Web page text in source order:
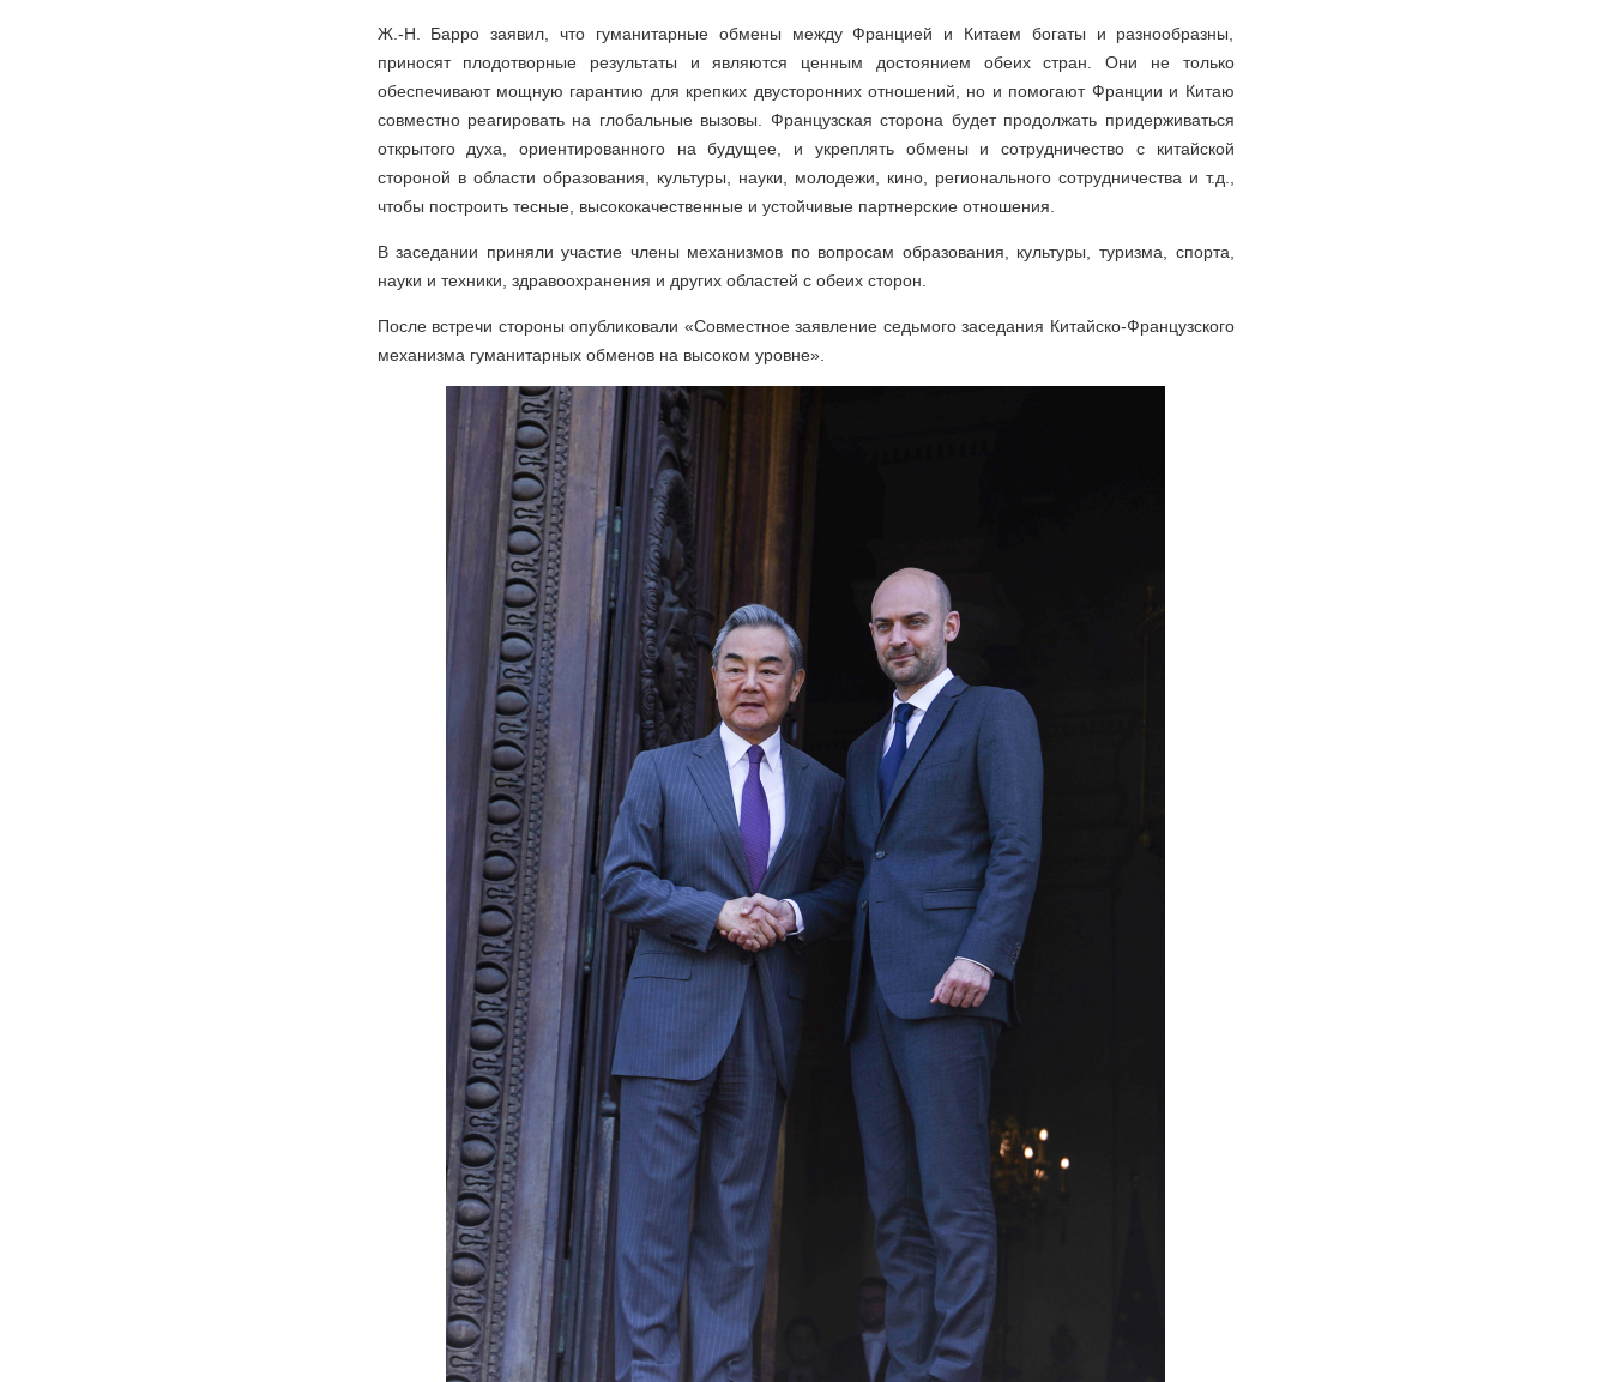
Ж.-Н. Барро заявил, что гуманитарные обмены между Францией и Китаем богаты и разнообразны,
приносят плодотворные результаты и являются ценным достоянием обеих стран. Они не только
обеспечивают мощную гарантию для крепких двусторонних отношений, но и помогают Франции и Китаю
совместно реагировать на глобальные вызовы. Французская сторона будет продолжать придерживаться
открытого духа, ориентированного на будущее, и укреплять обмены и сотрудничество с китайской
стороной в области образования, культуры, науки, молодежи, кино, регионального сотрудничества и т.д.,
чтобы построить тесные, высококачественные и устойчивые партнерские отношения.
В заседании приняли участие члены механизмов по вопросам образования, культуры, туризма, спорта,
науки и техники, здравоохранения и других областей с обеих сторон.
После встречи стороны опубликовали «Совместное заявление седьмого заседания Китайско-Французского
механизма гуманитарных обменов на высоком уровне».